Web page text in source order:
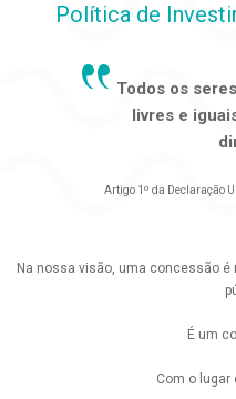
Política de
Todos os
livres e
Artigo 1º da Declaração
Na nossa visão, uma concessão
É um
Com o lugar